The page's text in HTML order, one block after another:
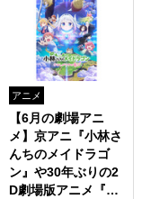
アニメ
【6月の劇場アニ
メ】京アニ『小林さ
んちのメイドラゴ
ン』や30年ぶりの2
D劇場版アニメ『LU